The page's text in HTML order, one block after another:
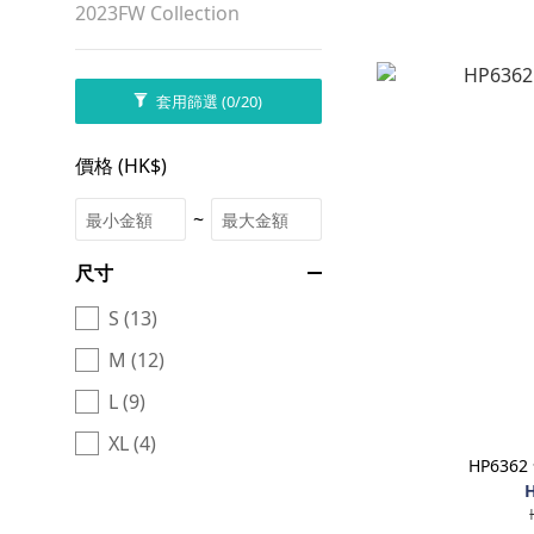
2023FW Collection
套用篩選(0/20)
價格 (HK$)
~
尺寸
S (13)
M (12)
L (9)
XL (4)